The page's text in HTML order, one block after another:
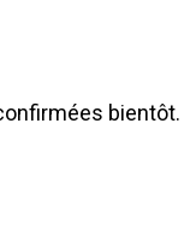
bientôt.